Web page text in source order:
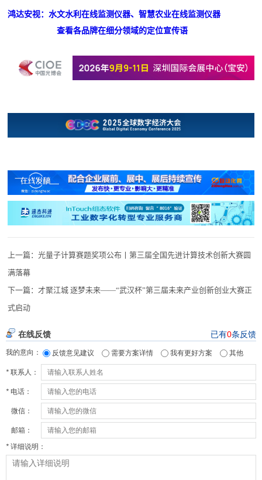
鸿达安视：水文水利在线监测仪器、智慧农业在线监测仪器
查看各品牌在细分领域的定位宣传语
上一篇：光量子计算赛题奖项公布丨第三届全国先进计算技术创新大赛圆
满落幕
下一篇：才聚江城 逐梦未来——“武汉杯”第三届未来产业创新创业大赛正
式启动